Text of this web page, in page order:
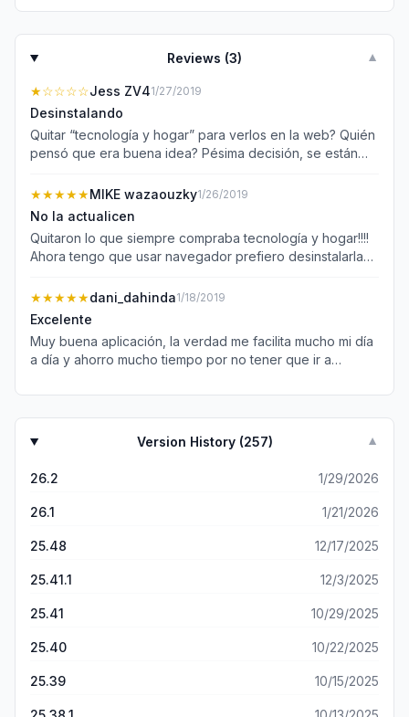
Reviews (3) ▼
★☆☆☆☆Jess ZV41/27/2019
Desinstalando
Quitar “tecnología y hogar” para verlos en la web? Quién
pensó que era buena idea? Pésima decisión, se están
★★★★★MIKE wazaouzky1/26/2019
No la actualicen
Quitaron lo que siempre compraba tecnología y hogar!!!!
Ahora tengo que usar navegador prefiero desinstalarla
★★★★★dani_dahinda1/18/2019
Excelente
Muy buena aplicación, la verdad me facilita mucho mi día
a día y ahorro mucho tiempo por no tener que ir a
Version History (257) ▼
26.2 1/29/2026
26.1 1/21/2026
25.48 12/17/2025
25.41.1 12/3/2025
25.41 10/29/2025
25.40 10/22/2025
25.39 10/15/2025